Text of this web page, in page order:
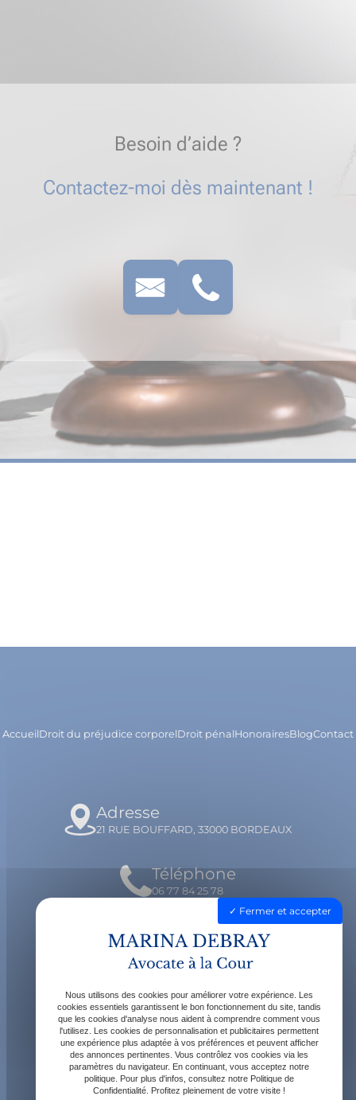
Besoin d’aide ?
Contactez-moi dès maintenant !
AccueilDroit du préjudice corporelDroit pénalHonorairesBlogContact
Adresse
21 RUE BOUFFARD, 33000 BORDEAUX
Téléphone
06 77 84 25 78
Email
contact@avocatdebray.fr
Horaires
Lundi - Vendredi : 9h - 19h
Fermer et accepter
Nous utilisons des cookies pour améliorer votre expérience. Les
cookies essentiels garantissent le bon fonctionnement du site, tandis
que les cookies d'analyse nous aident à comprendre comment vous
l'utilisez. Les cookies de personnalisation et publicitaires permettent
une expérience plus adaptée à vos préférences et peuvent afficher
des annonces pertinentes. Vous contrôlez vos cookies via les
paramètres du navigateur. En continuant, vous acceptez notre
politique. Pour plus d'infos, consultez notre Politique de
Confidentialité. Profitez pleinement de votre visite !